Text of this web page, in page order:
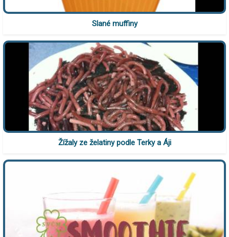
Slané muffiny
Žížaly ze želatiny podle Terky a Áji